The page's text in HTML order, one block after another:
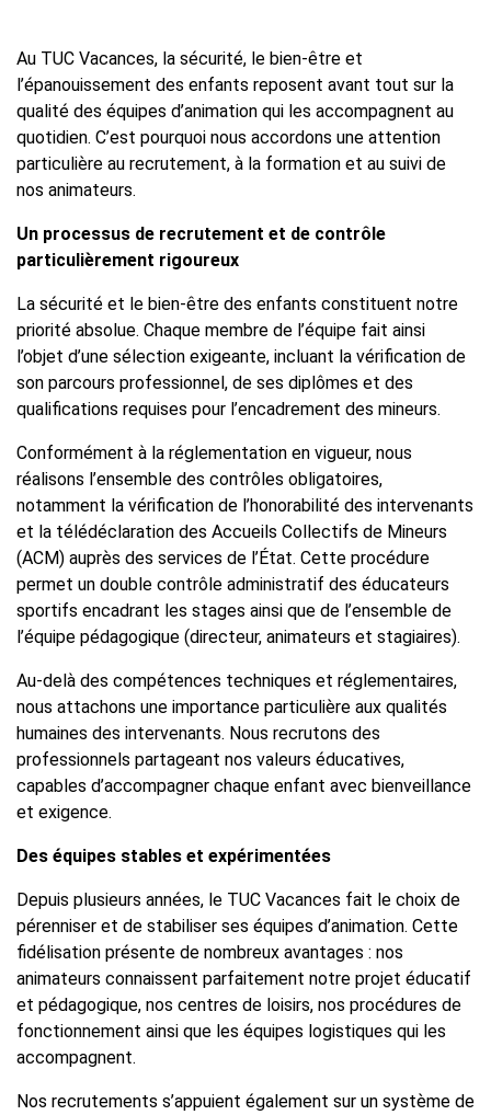
Au TUC Vacances, la sécurité, le bien-être et
l’épanouissement des enfants reposent avant tout sur la
qualité des équipes d’animation qui les accompagnent au
quotidien. C’est pourquoi nous accordons une attention
particulière au recrutement, à la formation et au suivi de
nos animateurs.
Un processus de recrutement et de contrôle
particulièrement rigoureux
La sécurité et le bien-être des enfants constituent notre
priorité absolue. Chaque membre de l’équipe fait ainsi
l’objet d’une sélection exigeante, incluant la vérification de
son parcours professionnel, de ses diplômes et des
qualifications requises pour l’encadrement des mineurs.
Conformément à la réglementation en vigueur, nous
réalisons l’ensemble des contrôles obligatoires,
notamment la vérification de l’honorabilité des intervenants
et la télédéclaration des Accueils Collectifs de Mineurs
(ACM) auprès des services de l’État. Cette procédure
permet un double contrôle administratif des éducateurs
sportifs encadrant les stages ainsi que de l’ensemble de
l’équipe pédagogique (directeur, animateurs et stagiaires).
Au-delà des compétences techniques et réglementaires,
nous attachons une importance particulière aux qualités
humaines des intervenants. Nous recrutons des
professionnels partageant nos valeurs éducatives,
capables d’accompagner chaque enfant avec bienveillance
et exigence.
Des équipes stables et expérimentées
Depuis plusieurs années, le TUC Vacances fait le choix de
pérenniser et de stabiliser ses équipes d’animation. Cette
fidélisation présente de nombreux avantages : nos
animateurs connaissent parfaitement notre projet éducatif
et pédagogique, nos centres de loisirs, nos procédures de
fonctionnement ainsi que les équipes logistiques qui les
accompagnent.
Nos recrutements s’appuient également sur un système de